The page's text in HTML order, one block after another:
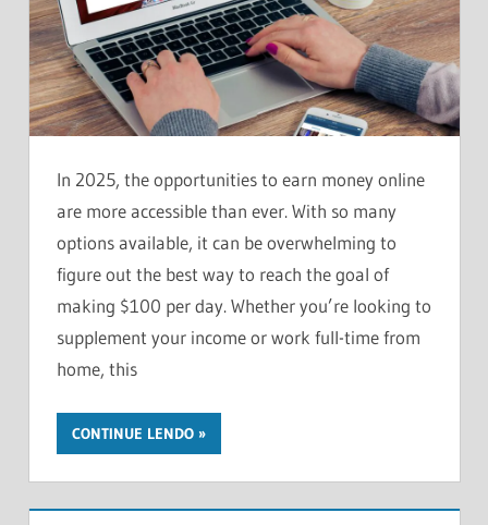
In 2025, the opportunities to earn money online
are more accessible than ever. With so many
options available, it can be overwhelming to
figure out the best way to reach the goal of
making $100 per day. Whether you’re looking to
supplement your income or work full-time from
home, this
CONTINUE LENDO